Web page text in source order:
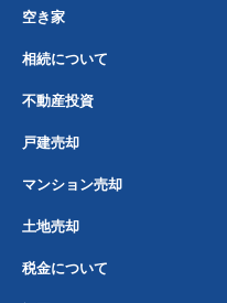
空き家
相続について
不動産投資
戸建売却
マンション売却
土地売却
税金について